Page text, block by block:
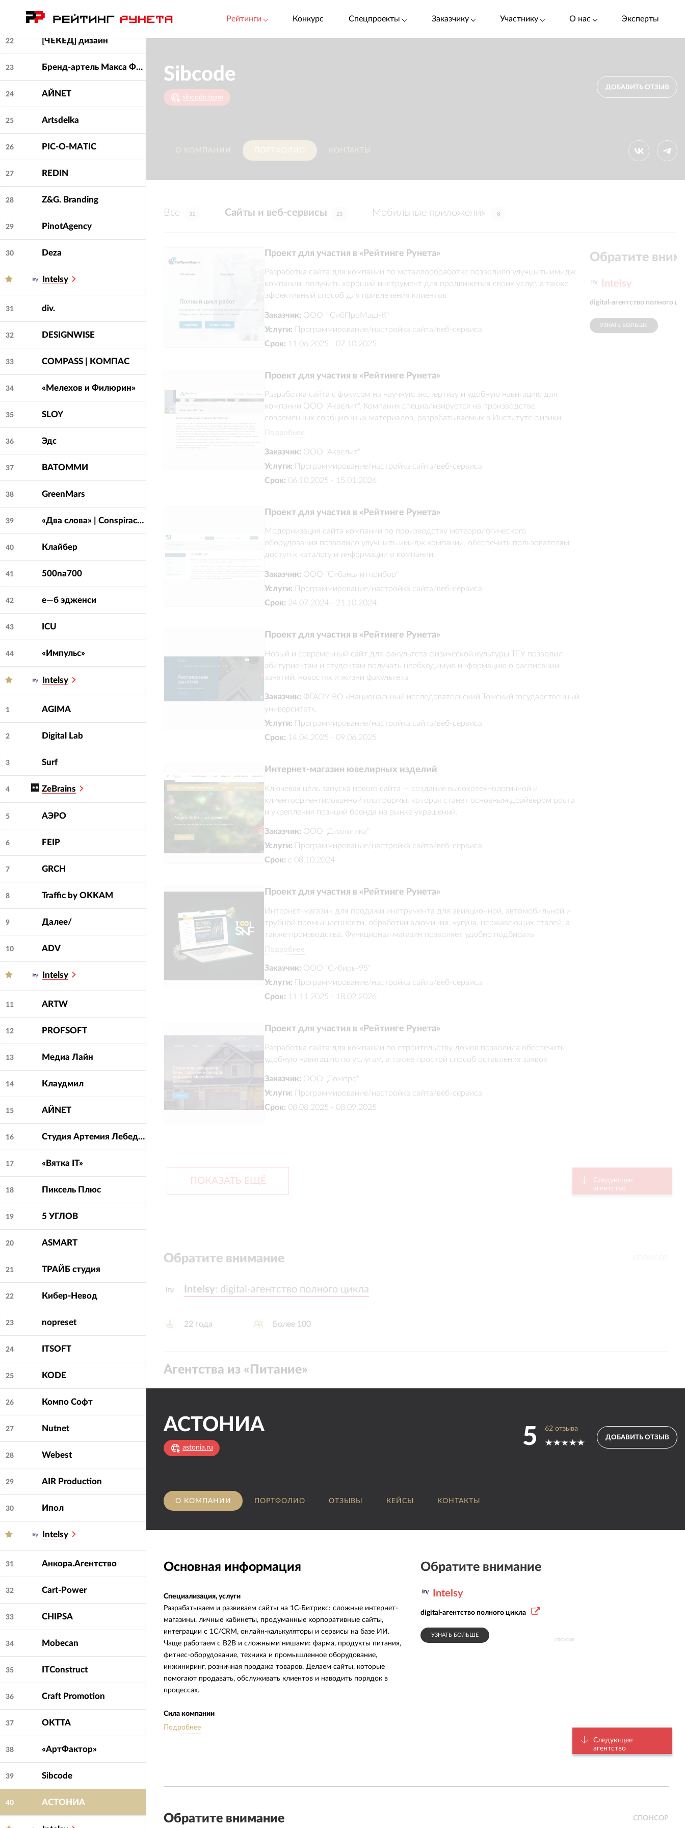
Рейтинги Конкурс Спецпроекты Заказчику Участнику О нас Эксперты
VAGABOND AGENCY
22 [ЧЕКЕД] дизайн
23 Бренд-артель Макса Фёдорова
24 АЙNET
25 Artsdelka
26 PIC-O-MATIC
27 REDIN
28 Z&G. Branding
29 PinotAgency
30 Deza
Intelsy
31 div.
32 DESIGNWISE
33 COMPASS | КОМПАС
34 «Мелехов и Филюрин»
35 SLOY
36 Эдс
37 ВАТОММИ
38 GreenMars
39 «Два слова» | Conspiracy.works
40 Клайбер
41 500na700
42 е—б эдженси
43 ICU
44 «Импульс»
Intelsy
1 AGIMA
2 Digital Lab
3 Surf
4 ZeBrains
5 АЭРО
6 FEIP
7 GRCH
8 Traffic by OKKAM
9 Далее/
10 ADV
Intelsy
11 ARTW
12 PROFSOFT
13 Медиа Лайн
14 Клаудмил
15 АЙNET
16 Студия Артемия Лебедева
17 «Вятка IT»
18 Пиксель Плюс
19 5 УГЛОВ
20 ASMART
21 ТРАЙБ студия
22 Кибер-Невод
23 nopreset
24 ITSOFT
25 KODE
26 Компо Софт
27 Nutnet
28 Webest
29 AIR Production
30 Ипол
Intelsy
31 Анкора.Агентство
32 Cart-Power
33 CHIPSA
34 Mobecan
35 ITConstruct
36 Craft Promotion
37 OKTTA
38 «АртФактор»
39 Sibcode
40 АСТОНИА
Sibcode
sibcode.team
ДОБАВИТЬ ОТЗЫВ
О КОМПАНИИ ПОРТФОЛИО КОНТАКТЫ
Все 31 Сайты и веб-сервисы 23 Мобильные приложения 8
Проект для участия в «Рейтинге Рунета»
Разработка сайта для компании по металлообработке позволило улучшить имидж
компании, получить хороший инструмент для продвижения своих услуг, а также
эффективный способ для привлечения клиентов
Заказчик: ООО " СибПроМаш-К"
Услуги:
Программирование/настройка сайта/веб-сервиса
Срок: 11.06.2025 - 07.10.2025
Проект для участия в «Рейтинге Рунета»
Разработка сайта с фокусом на научную экспертизу и удобную навигацию для
компании ООО "Аквелит". Компания специализируется на производстве
современных сорбционных материалов, разрабатываемых в Институте физики
прочности и материаловедения СО РАН.
Подробнее
Заказчик: ООО "Аквелит"
Услуги:
Программирование/настройка сайта/веб-сервиса
Срок: 06.10.2025 - 15.01.2026
Проект для участия в «Рейтинге Рунета»
Модернизация сайта компании по производству метеорологического
оборудования позволило улучшить имидж компании, обеспечить пользователям
доступ к каталогу и информации о компании
Заказчик: ООО "Сибаналитприбор"
Услуги:
Программирование/настройка сайта/веб-сервиса
Срок: 24.07.2024 - 21.10.2024
Проект для участия в «Рейтинге Рунета»
Новый и современный сайт для факультета физической культуры ТГУ позволил
абитуриентам и студентам получать необходимую информацию о расписании
занятий, новостях и жизни факультета
Заказчик: ФГАОУ ВО «Национальный исследовательский Томский государственный
университет»,
Услуги:
Программирование/настройка сайта/веб-сервиса
Срок: 14.04.2025 - 09.06.2025
Интернет-магазин ювелирных изделий
Ключевая цель запуска нового сайта — создание высокотехнологичной и
клиентоориентированной платформы, которая станет основным драйвером роста
и укрепления позиций бренда на рынке украшений.
Заказчик: ООО "Диалогика"
Услуги:
Программирование/настройка сайта/веб-сервиса
Срок: с 08.10.2024
Проект для участия в «Рейтинге Рунета»
Интернет-магазин для продажи инструмента для авиационной, автомобильной и
трубной промышленности, обработки алюминия, чугуна, нержавеющих сталей, а
также производства. Функционал магазин позволяет удобно подбирать
доставку
Подробнее
Заказчик: ООО "Сибирь-95"
Услуги:
Программирование/настройка сайта/веб-сервиса
Срок: 11.11.2025 - 18.02.2026
Проект для участия в «Рейтинге Рунета»
Разработка сайта для компании по строительству домов позволила обеспечить
удобную навигацию по услугам, а также простой способ оставления заявок
Заказчик: ООО "Домпро"
Услуги:
Программирование/настройка сайта/веб-сервиса
Срок: 08.08.2025 - 08.09.2025
Обратите
Intelsy
digital-агентство полного
УЗНАТЬ БОЛЬШЕ
ПОКАЗАТЬ ЕЩЁ
Следующее
агентство
Обратите внимание
Intelsy: digital-агентство полного цикла
Intelsy: digital-агентство полного цикла
22 года Более 100
Агентства из « Питание»
АСТОНИА
astonia.ru 5 62 отзыва
ДОБАВИТЬ ОТЗЫВ
О КОМПАНИИ ПОРТФОЛИО ОТЗЫВЫ КЕЙСЫ КОНТАКТЫ
Основная информация
Специализация, услуги
Разрабатываем и развиваем сайты на 1С-Битрикс: сложные интернет-
магазины, личные кабинеты, продуманные корпоративные сайты,
интеграции с 1С/CRM, онлайн-калькуляторы и сервисы на базе ИИ.
Чаще работаем с B2B и сложными нишами: фарма, продукты питания,
фитнес-оборудование, техника и промышленное оборудование,
инжиниринг, розничная продажа товаров. Делаем сайты, которые
помогают продавать, обслуживать клиентов и наводить порядок в
процессах.
Сила компании
Наша сила — в проектах, где за красивым интерфейсом стоит сложная
Мы подходим заказчикам, которым нужен не просто подрядчик
Подробнее
СПОНСОР
Обратите внимание
Intelsy
digital-агентство полного цикла
УЗНАТЬ БОЛЬШЕ
Следующее
агентство
Обратите внимание СПОНСОР